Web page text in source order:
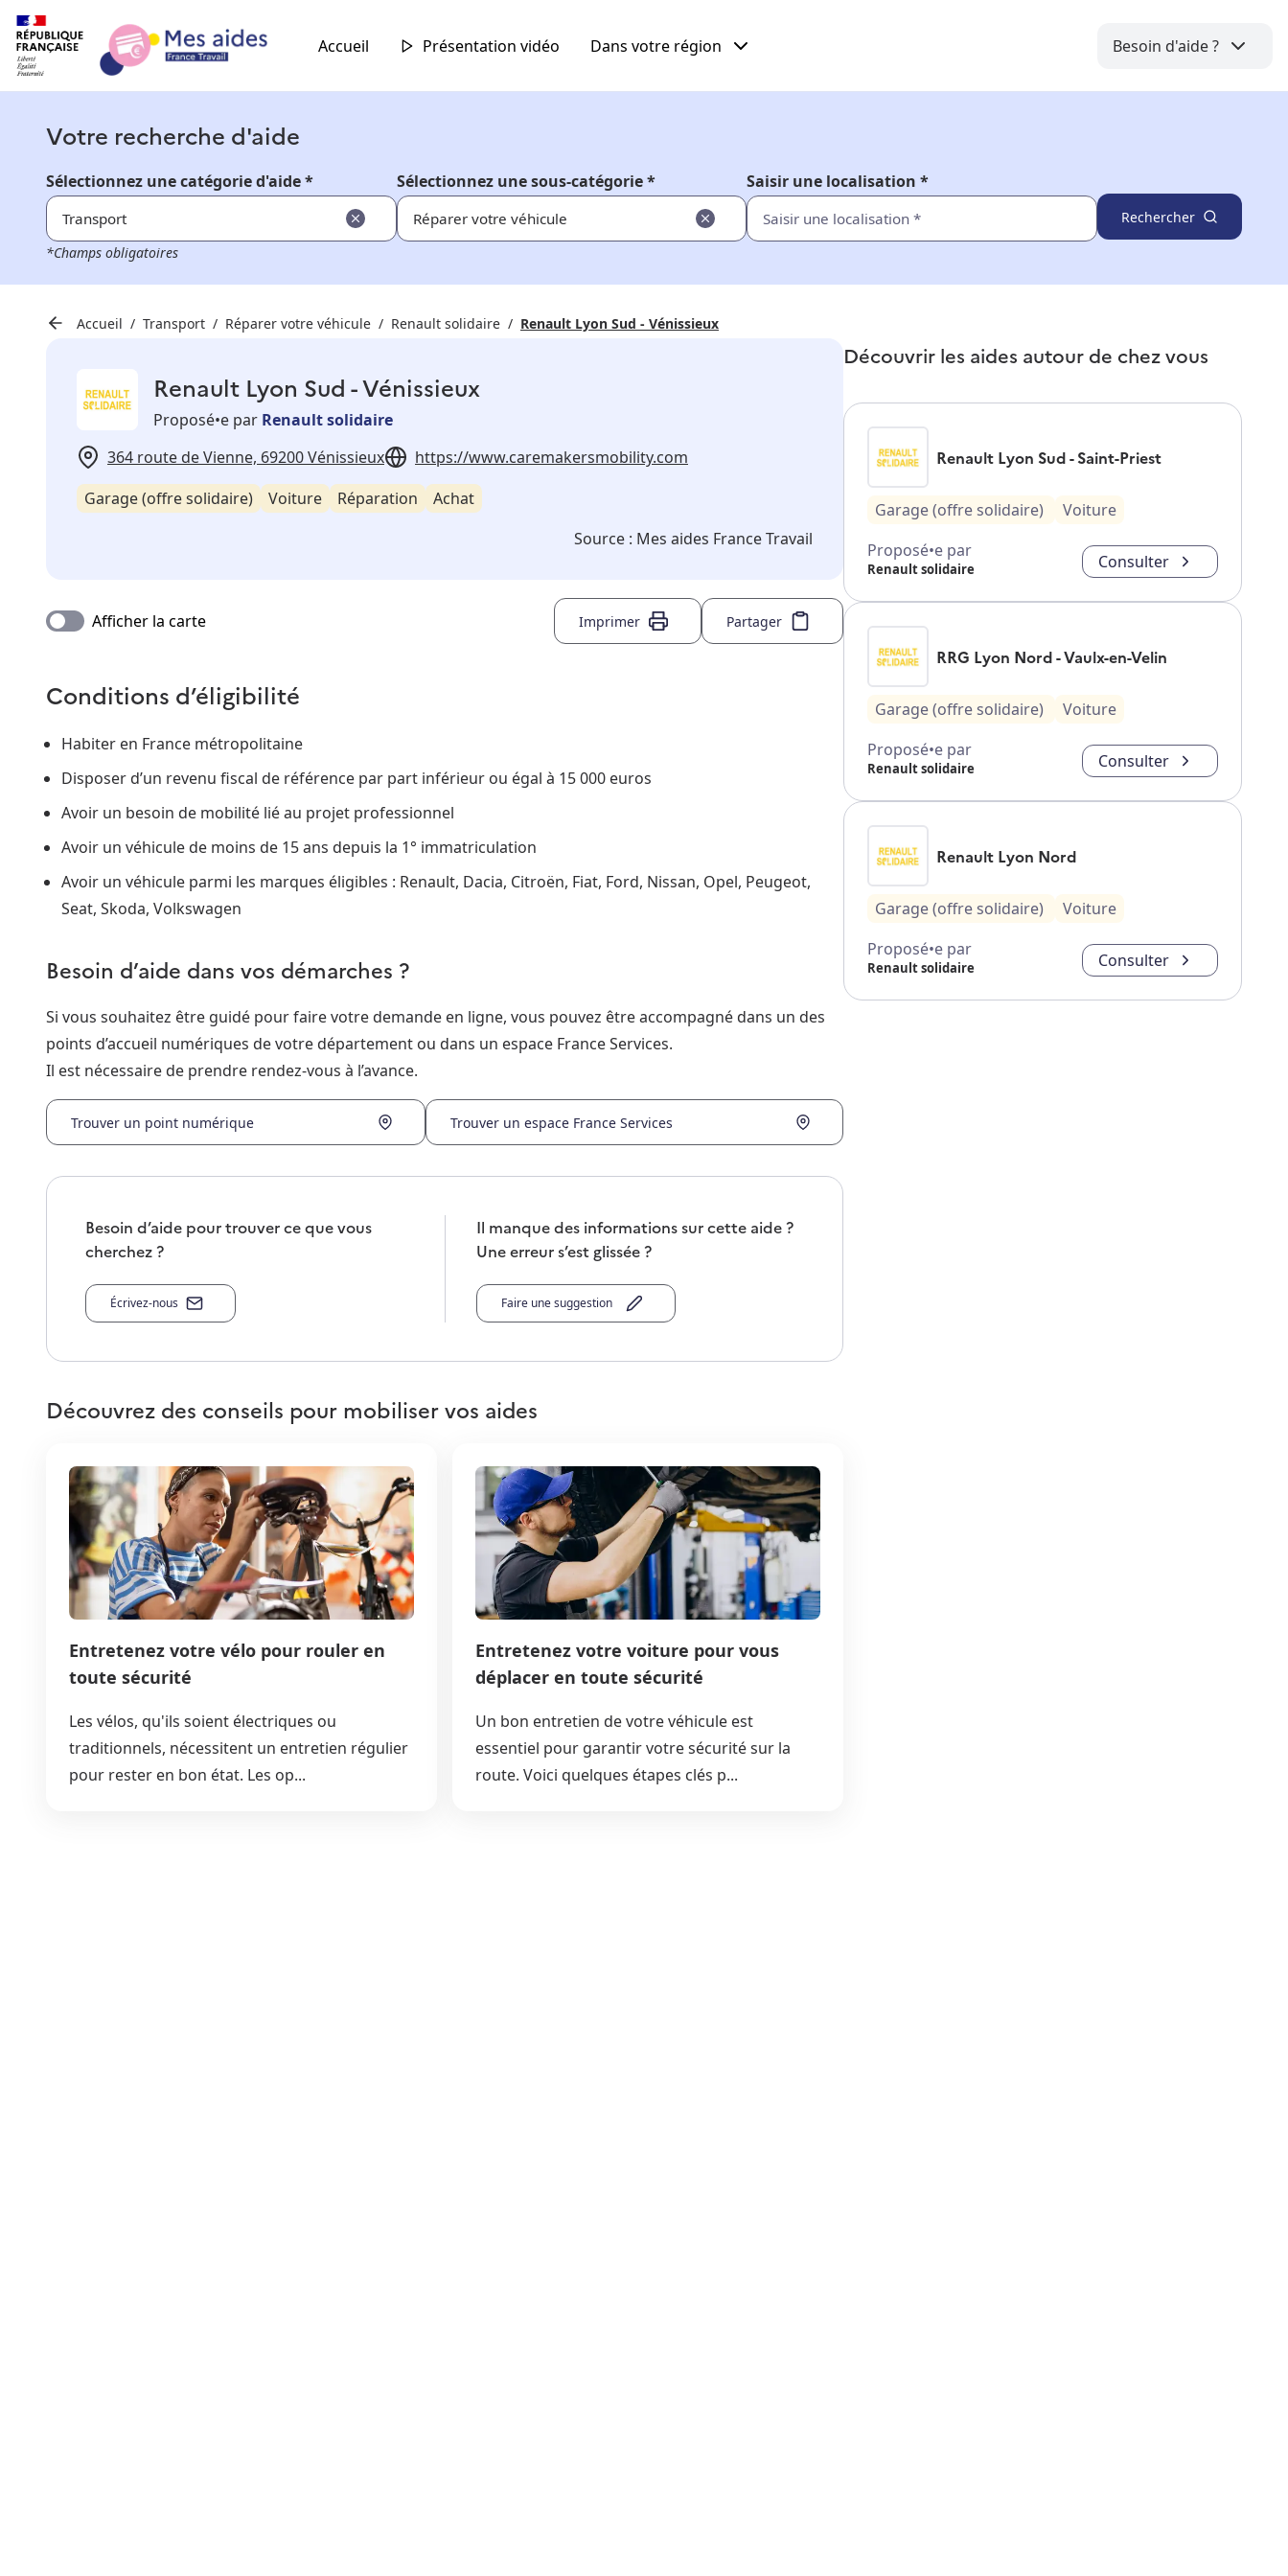
Accueil Présentation vidéo Dans votre région Besoin d'aide ?
Votre recherche d'aide
Sélectionnez une catégorie d'aide *
Transport
Sélectionnez une sous-catégorie *
Réparer votre véhicule
Saisir une localisation *
Rechercher
*Champs obligatoires
Accueil Transport Réparer votre véhicule Renault solidaire Renault Lyon Sud - Vénissieux
Renault Lyon Sud - Vénissieux
Proposé•e par Renault solidaire
364 route de Vienne, 69200 Vénissieux
https://www.caremakersmobility.com
Garage (offre solidaire)
Voiture Réparation
Achat
Source : Mes aides France Travail
Afficher la carte Imprimer Partager
Conditions d’éligibilité
Habiter en France métropolitaine
Disposer d’un revenu fiscal de référence par part inférieur ou égal à 15 000 euros
Avoir un besoin de mobilité lié au projet professionnel
Avoir un véhicule de moins de 15 ans depuis la 1° immatriculation
Avoir un véhicule parmi les marques éligibles : Renault, Dacia, Citroën, Fiat, Ford, Nissan, Opel, Peugeot,
Seat, Skoda, Volkswagen
Besoin d’aide dans vos démarches ?
Si vous souhaitez être guidé pour faire votre demande en ligne, vous pouvez être accompagné dans un des
points d’accueil numériques de votre département ou dans un espace France Services.
Il est nécessaire de prendre rendez-vous à l’avance.
Trouver un point numérique Trouver un espace France Services
Besoin d’aide pour trouver ce que vous
cherchez ?
Écrivez-nous
Il manque des informations sur cette aide ?
Une erreur s’est glissée ?
Faire une suggestion
Découvrez des conseils pour mobiliser vos aides
Entretenez votre vélo pour rouler en
toute sécurité
Les vélos, qu'ils soient électriques ou
traditionnels, nécessitent un entretien régulier
pour rester en bon état. Les op...
Entretenez votre voiture pour vous
déplacer en toute sécurité
Un bon entretien de votre véhicule est
essentiel pour garantir votre sécurité sur la
route. Voici quelques étapes clés p...
Découvrir les aides autour de chez vous
Renault Lyon Sud - Saint-Priest
Garage (offre solidaire)
Voiture
Proposé•e par
Renault solidaire Consulter
RRG Lyon Nord - Vaulx-en-Velin
Garage (offre solidaire)
Voiture
Proposé•e par
Renault solidaire Consulter
Renault Lyon Nord
Garage (offre solidaire)
Voiture
Proposé•e par
Renault solidaire Consulter